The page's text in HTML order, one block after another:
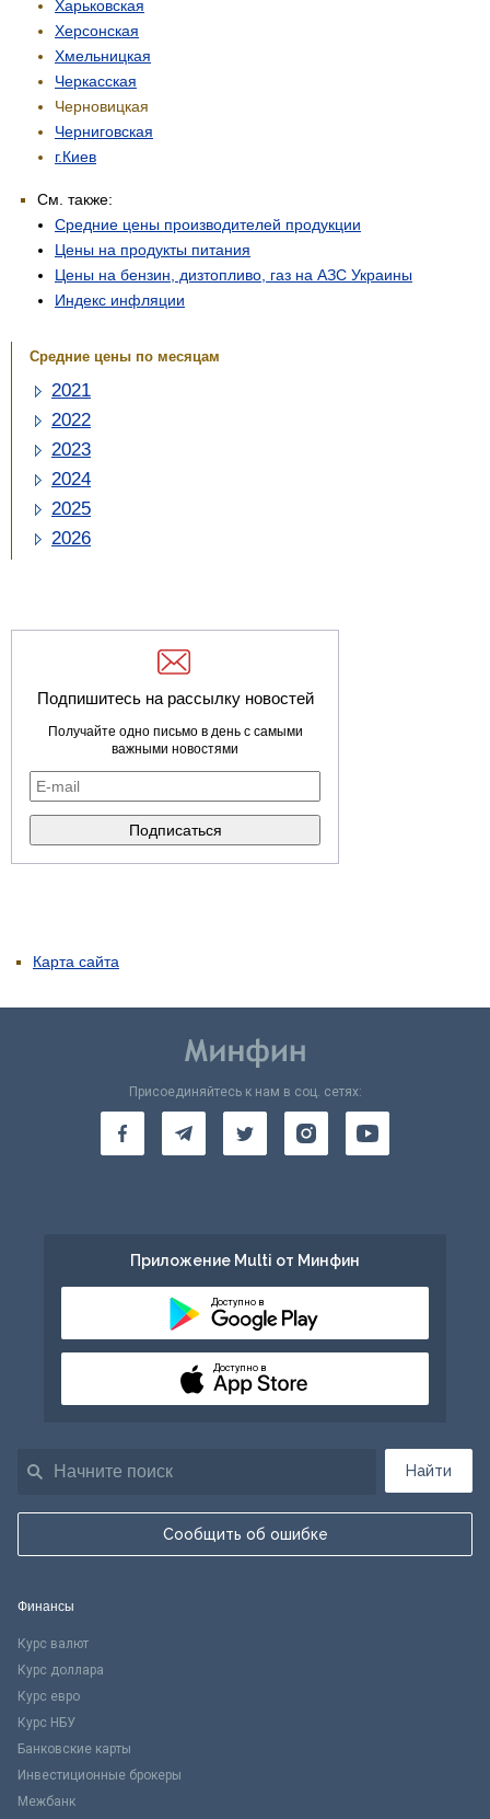
Харьковская
Херсонская
Хмельницкая
Черкасская
Черновицкая
Черниговская
г.Киев
См. также:
Средние цены производителей продукции
Цены на продукты питания
Цены на бензин, дизтопливо, газ на АЗС Украины
Индекс инфляции
Средние цены по месяцам
2021
2022
2023
2024
2025
2026
Подпишитесь на рассылку новостей
Получайте одно письмо в день с самыми
важными новостями
Карта сайта
Найти
Сообщить об ошибке
Присоединяйтесь к нам в соц. сетях:
Приложение Multi от Минфин
Доступно в
Доступно в
Финансы
Курс валют
Курс доллара
Курс евро
Курс НБУ
Банковские карты
Инвестиционные брокеры
Межбанк